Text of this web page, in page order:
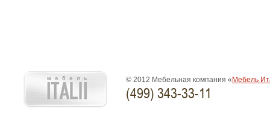
© 2012 Мебельная компания « Мебель
(499) 343-33-11